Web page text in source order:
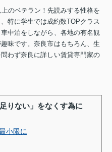
のベテラン！先読みする性格を
特に学生では成約数TOPクラス
中泊をしながら、各地の有名観
味です。奈良市はもちろん、生
わず奈良に詳しい賃貸専門家の
りない」をなくす為に
小限に